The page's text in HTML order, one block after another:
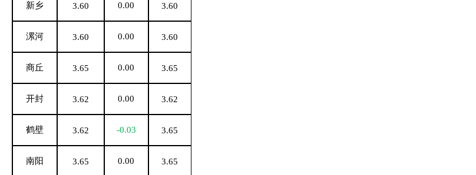
新乡 3.60 0.00 3.60
漯河 3.60 0.00 3.60
商丘 3.65 0.00 3.65
开封 3.62 0.00 3.62
鹤壁 3.62 -0.03 3.65
南阳 3.65 0.00 3.65